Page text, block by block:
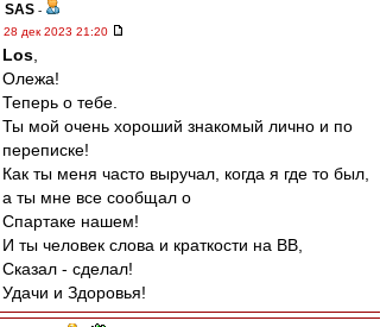
SAS -
28 дек 2023 21:20
Los
Олежа!
Теперь о тебе.
Ты мой очень хороший знакомый лично и по
переписке!
Как ты меня часто выручал, когда я где то был,
а ты мне все сообщал о
Спартаке нашем!
И ты человек слова и краткости на ВВ,
Сказал - сделал!
Удачи и Здоровья!